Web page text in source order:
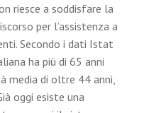
riesce a soddisfare la
per l’assistenza a
Secondo i dati Istat
ha più di 65 anni
media di oltre 44 anni,
oggi esiste una